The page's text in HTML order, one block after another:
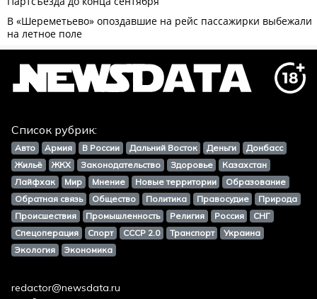
Список рубрик:
Авто Армия В России Дальний Восток Деньги
Донбасс
Жильё
ЖКХ Законодательство Здоровье
Казахстан
Лайфхак
Мир Мнение Новые территории
Образование
Обратная связь
Общество Политика Правосудие
Природа
Происшествия
Промышленность Религия Россия
СНГ
Спецоперация
Спорт СССР 2.0 Транспорт
Украина
Экология
Экономика
redactor@newsdata.ru